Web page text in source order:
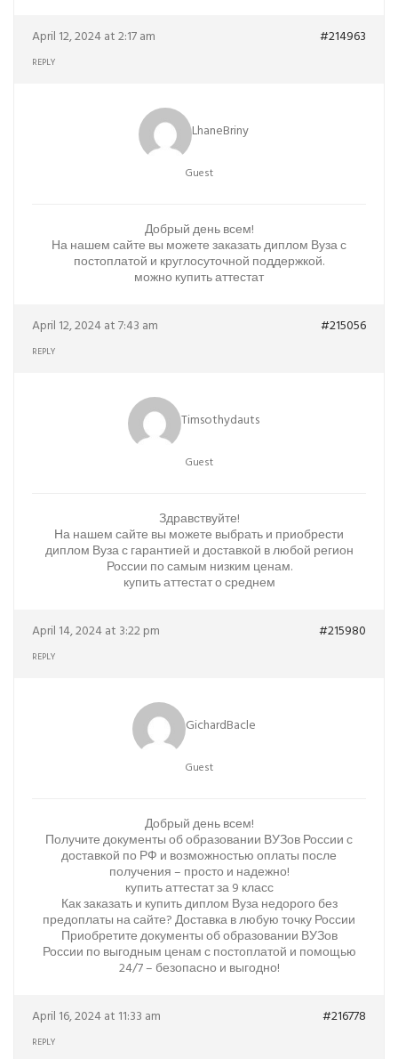
April 12, 2024 at 2:17 am #214963
REPLY
LhaneBriny
Guest
Добрый день всем!
На нашем сайте вы можете заказать диплом Вуза с
постоплатой и круглосуточной поддержкой.
можно купить аттестат
April 12, 2024 at 7:43 am #215056
REPLY
Timsothydauts
Guest
Здравствуйте!
На нашем сайте вы можете выбрать и приобрести
диплом Вуза с гарантией и доставкой в любой регион
России по самым низким ценам.
купить аттестат о среднем
April 14, 2024 at 3:22 pm #215980
REPLY
GichardBacle
Guest
Добрый день всем!
Получите документы об образовании ВУЗов России с
доставкой по РФ и возможностью оплаты после
получения – просто и надежно!
купить аттестат за 9 класс
Как заказать и купить диплом Вуза недорого без
предоплаты на сайте? Доставка в любую точку России
Приобретите документы об образовании ВУЗов
России по выгодным ценам с постоплатой и помощью
24/7 – безопасно и выгодно!
April 16, 2024 at 11:33 am #216778
REPLY